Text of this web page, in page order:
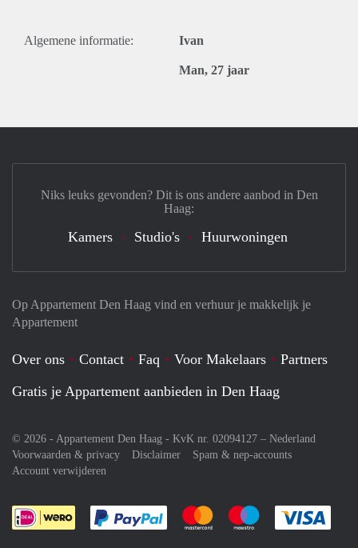
Algemene informatie: Ivan
Man, 27 jaar
Op Appartement Den Haag vind en verhuur je makkelijk je
Appartement
Over ons Contact Faq Voor Makelaars
Partners
Gratis je Appartement aanbieden in Den Haag
© 2026 - Appartement Den Haag - KvK nr. 02094127 – Nederland
Voorwaarden & privacy
Disclaimer
Spam & nep-accounts
Account verwijderen
Je rekent gemakkelijk af met Paypal
Je rekent gemakkelijk af met
Je rekent
Niks leuks gevonden? Dit is ons andere aanbod in Den
Haag:
Kamers Studio's Huurwoningen